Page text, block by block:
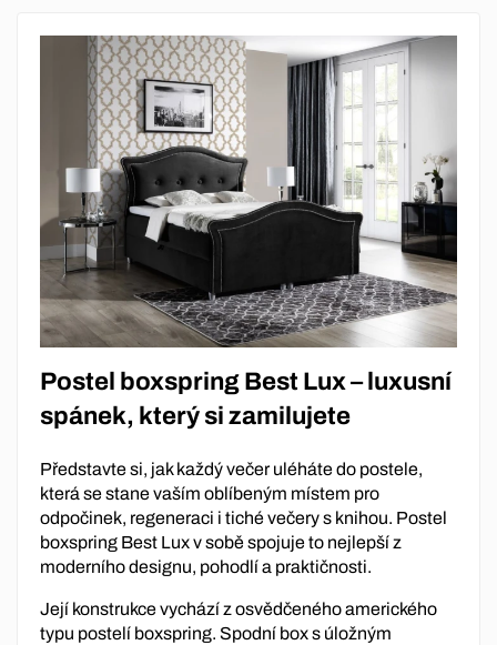
Postel boxspring Best Lux – luxusní
spánek, který si zamilujete
Představte si, jak každý večer uléháte do postele,
která se stane vaším oblíbeným místem pro
odpočinek, regeneraci i tiché večery s knihou. Postel
boxspring Best Lux v sobě spojuje to nejlepší z
moderního designu, pohodlí a praktičnosti.
Její konstrukce vychází z osvědčeného amerického
typu postelí boxspring. Spodní box s úložným